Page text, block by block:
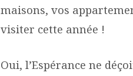
maisons, vos
visiter cette année !
Oui, l’Espérance ne